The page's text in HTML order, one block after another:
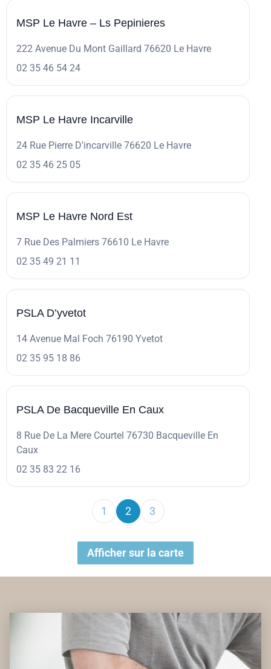
MSP Le Havre – Ls Pepinieres
222 Avenue Du Mont Gaillard 76620 Le Havre
02 35 46 54 24
MSP Le Havre Incarville
24 Rue Pierre D'incarville 76620 Le Havre
02 35 46 25 05
MSP Le Havre Nord Est
7 Rue Des Palmiers 76610 Le Havre
02 35 49 21 11
PSLA D’yvetot
14 Avenue Mal Foch 76190 Yvetot
02 35 95 18 86
PSLA De Bacqueville En Caux
8 Rue De La Mere Courtel 76730 Bacqueville En
Caux
02 35 83 22 16
1 2 3
Afficher sur la carte